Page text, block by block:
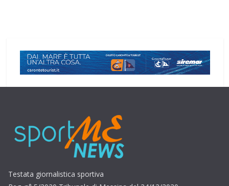
Testata giornalistica sportiva